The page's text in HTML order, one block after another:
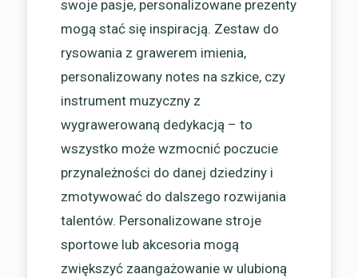
swoje pasje, personalizowane prezenty
mogą stać się inspiracją. Zestaw do
rysowania z grawerem imienia,
personalizowany notes na szkice, czy
instrument muzyczny z
wygrawerowaną dedykacją – to
wszystko może wzmocnić poczucie
przynależności do danej dziedziny i
zmotywować do dalszego rozwijania
talentów. Personalizowane stroje
sportowe lub akcesoria mogą
zwiększyć zaangażowanie w ulubioną